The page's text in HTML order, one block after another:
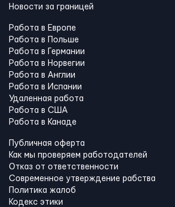
Новости за границей
Работа в Европе
Работа в Польше
Работа в Германии
Работа в Норвегии
Работа в Англии
Работа в Испании
Удаленная работа
Работа в США
Работа в Канадe
Публичная оферта
Как мы проверяем работодателей
Отказ от ответственности
Современное утверждение рабства
Политика жалоб
Кодекс этики